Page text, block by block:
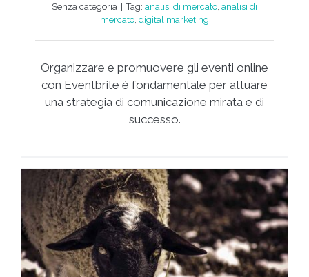
Senza categoria | Tag: analisi di mercato analisi di
mercato digital marketing
Organizzare e promuovere gli eventi online
con Eventbrite è fondamentale per attuare
una strategia di comunicazione mirata e di
successo.